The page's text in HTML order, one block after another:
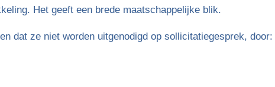
Het geeft een brede maatschappelijke blik.
dat ze niet worden uitgenodigd op sollicitatiegesprek, door: